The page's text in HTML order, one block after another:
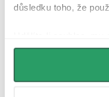
důsledku toho, že
můžeme používat
personalizovanou
osobní údaje najdete